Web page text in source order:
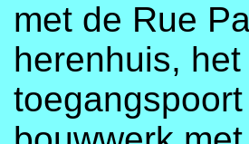
met de Rue
herenhuis,